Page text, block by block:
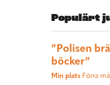
Populärt
”Polisen
böcker”
Min plats Förra